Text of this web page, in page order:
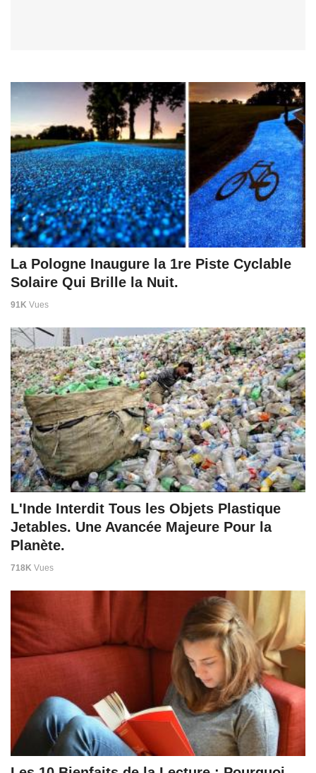
La Pologne Inaugure la 1re Piste Cyclable
Solaire Qui Brille la Nuit.
91K Vues
L'Inde Interdit Tous les Objets Plastique
Jetables. Une Avancée Majeure Pour la
Planète.
718K Vues